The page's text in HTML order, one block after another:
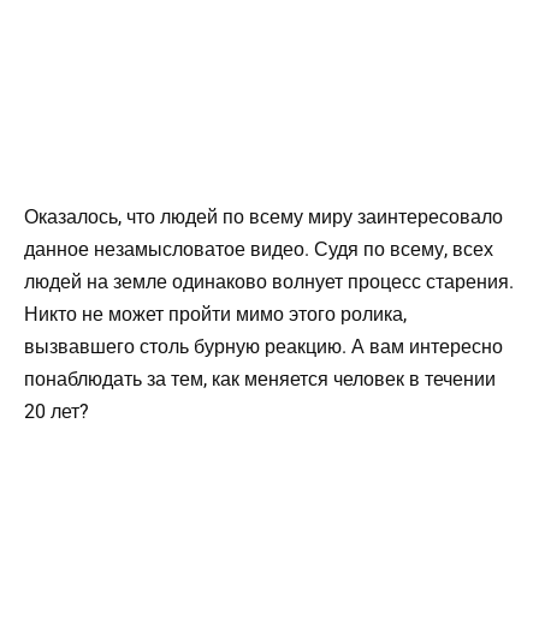
Оказалось, что людей по всему миру заинтересовало
данное незамысловатое видео. Судя по всему, всех
людей на земле одинаково волнует процесс старения.
Никто не может пройти мимо этого ролика,
вызвавшего столь бурную реакцию. А вам интересно
понаблюдать за тем, как меняется человек в течении
20 лет?